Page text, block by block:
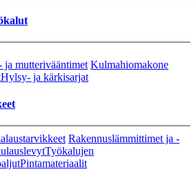
ja mutterivääntimet Kulmahiomakone
Hylsy- ja kärkisarjat
Rakennuslämmittimet ja -
Työkalujen
Pintamateriaalit